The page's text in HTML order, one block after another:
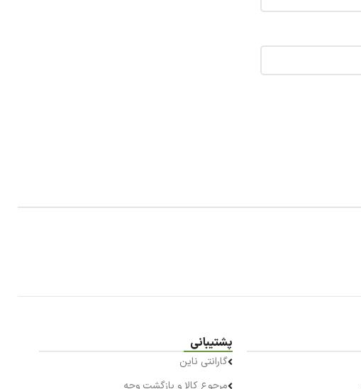
پشتیبانی
گارانتی ناین
مرجوع کالا و بازگشت وجه